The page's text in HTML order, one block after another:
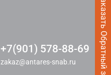
Заказать Обратный звонок
+7(901) 578-88-69
zakaz@antares-snab.ru